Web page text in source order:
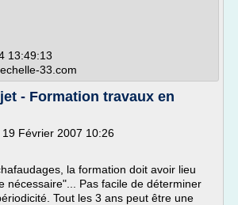
13:49:13
33.com
- Formation travaux en
Février 2007 10:26
la formation doit avoir lieu
nécessaire"... Pas facile de déterminer
Tout les 3 ans peut être une